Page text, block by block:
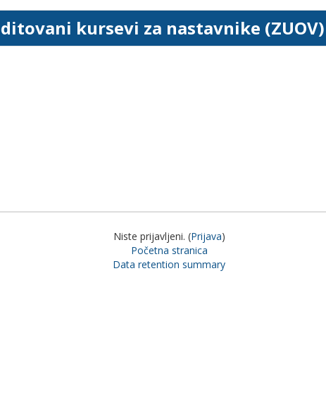
kursevi za nastavnike (ZUOV)
Niste prijavljeni. (Prijava)
Početna stranica
Data retention summary